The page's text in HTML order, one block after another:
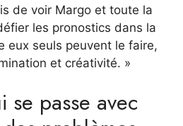
de voir Margo et toute la
les pronostics dans la
eux seuls peuvent le faire,
et créativité. »
se passe avec